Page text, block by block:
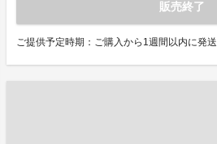
販売終了
ご提供予定時期：ご購入から1週間以内に発送